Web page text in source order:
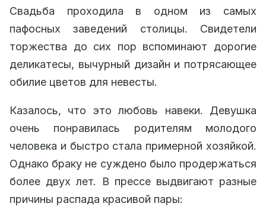
Свадьба проходила в одном из самых
пафосных заведений столицы. Свидетели
торжества до сих пор вспоминают дорогие
деликатесы, вычурный дизайн и потрясающее
обилие цветов для невесты.
Казалось, что это любовь навеки. Девушка
очень понравилась родителям молодого
человека и быстро стала примерной хозяйкой.
Однако браку не суждено было продержаться
более двух лет. В прессе выдвигают разные
причины распада красивой пары: